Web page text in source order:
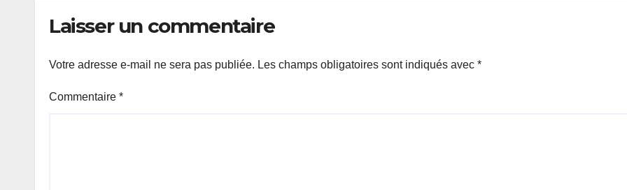
Laisser un commentaire
Votre adresse e-mail ne sera pas publiée. Les champs obligatoires sont indiqués avec *
Commentaire *